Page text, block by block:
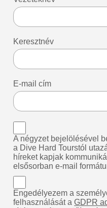
Keresztnév
E-mail cím
A négyzet bejelölésével
a Dive Hard Tourstól
híreket kapjak
elsősorban e-mail
Engedélyezem a
felhasználását aGDPR